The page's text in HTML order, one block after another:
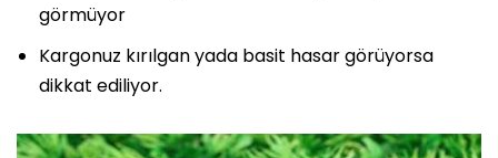
görmüyor
Kargonuz kırılgan yada basit hasar görüyorsa
dikkat ediliyor.